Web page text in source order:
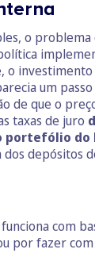
o problema
o
um
de que o
taxas de juro
portefólio do
depósitos
com
por fazer